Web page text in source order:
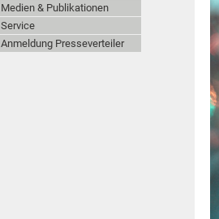
Medien & Publikationen
Service
Anmeldung Presseverteiler